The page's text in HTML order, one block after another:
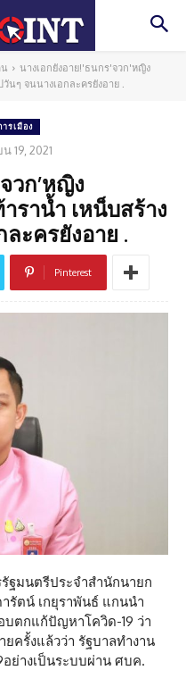
น
นางเอกยังอาย!'ธนกร'จวก'หญิง
นๆ จนนางเอกละครยังอาย .
ารเมือง
19, 2021
วก’หญิง
ราน้ำ เหน็บสร้าง
ะครยังอาย .
Pinterest
ฐมนตรีประจำสำนักนายก
ตน์ เกยุราพันธ์ แกนนำ
บตกแก้ปัญหาโควิด-19 ว่า
ครั้งแล้วว่า รัฐบาลทำงาน
อย่างเป็นระบบผ่าน ศบค.